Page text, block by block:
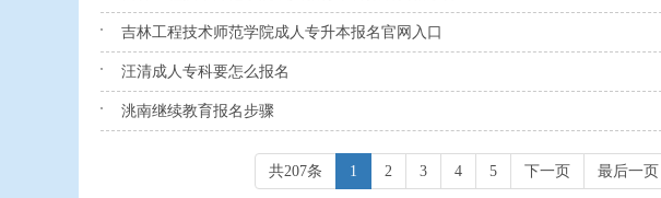
吉林工程技术师范学院成人专升本报名官网入口
汪清成人专科要怎么报名
洮南继续教育报名步骤
共207条 1 2 3 4 5 下一页 最后一页